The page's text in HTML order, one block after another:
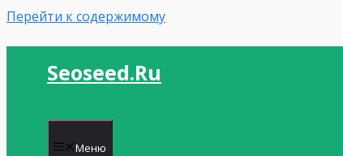
Перейти к содержимому
Seoseed.ru
Меню